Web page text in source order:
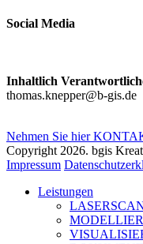
Social Media
Inhaltlich
thomas.knepper@b-gis.de
Nehmen Sie hier
Copyright 2026. bgis
Impressum
Leistungen